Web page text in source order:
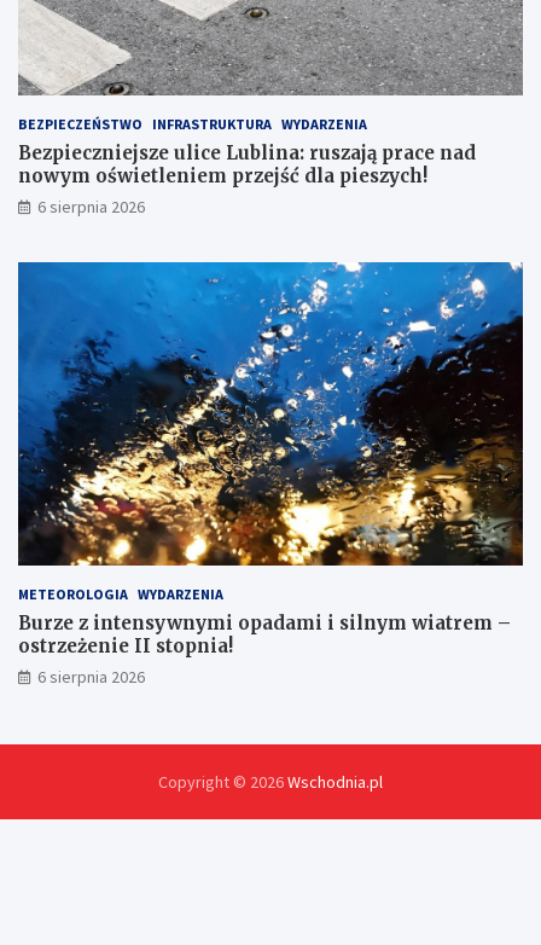
BEZPIECZEŃSTWO INFRASTRUKTURA WYDARZENIA
Bezpieczniejsze ulice Lublina: ruszają prace nad
nowym oświetleniem przejść dla pieszych!
6 sierpnia 2026
METEOROLOGIA WYDARZENIA
Burze z intensywnymi opadami i silnym wiatrem –
ostrzeżenie II stopnia!
6 sierpnia 2026
Copyright © 2026Wschodnia.pl